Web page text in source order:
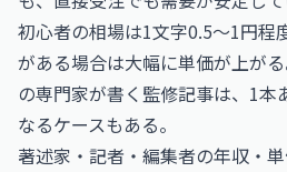
初心者の相場は1文字0.5〜1円程
がある場合は大幅に単価が上が
の専門家が書く監修記事は、1本
なるケースもある。
著述家・記者・編集者の年収・